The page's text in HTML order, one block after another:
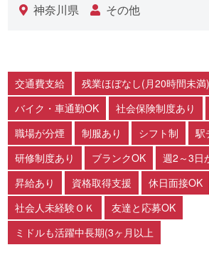
神奈川県 その他
交通費支給
残業ほぼなし(月20時間未満)
バイク・車通勤OK
社会保険制度あり
職場が分煙
制服あり シフト制
駅
研修制度あり
ブランクOK 週2～3日
昇給あり
資格取得支援 休日面接OK
社会人未経験ＯＫ
友達と応募OK
ミドルも活躍中長期(3ヶ月以上